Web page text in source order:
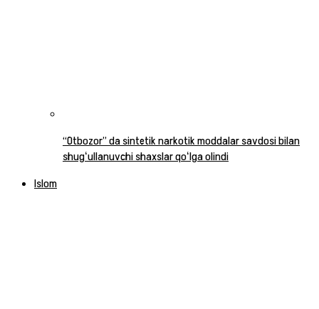
“Otbozor” da sintetik narkotik moddalar savdosi bilan
shugʻullanuvchi shaxslar qoʻlga olindi
Islom